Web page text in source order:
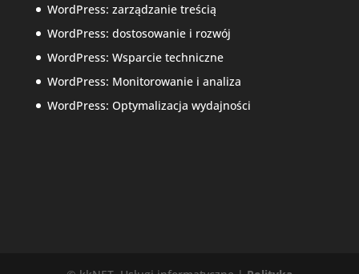
WordPress: zarządzanie treścią
WordPress: dostosowanie i rozwój
WordPress: Wsparcie techniczne
WordPress: Monitorowanie i analiza
WordPress: Optymalizacja wydajności